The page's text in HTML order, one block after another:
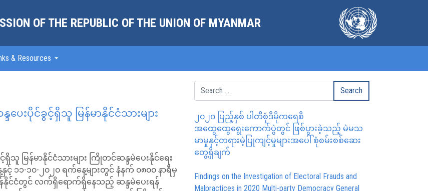
OF THE REPUBLIC OF THE UNION OF MYANMAR
& Resources
းပိုင်ခွင့်ရှိသူ မြန်မာနိုင်ငံသားများ
မြန်မာနိုင်ငံသားများ ကြိုတင်ဆန္ဒမဲပေးနိုင်ရေး
၁၁-၁၀-၂၀၂၀ ရက်နေ့များတွင် နံနက် ၀၈၀၀ နာရီမှ
င်ငံတွင် လက်ရှိရောက်ရှိနေသည့် ဆန္ဒမဲပေးရန်
၂၀၂၀ ပြည့်နှစ် ပါတီစုံဒီမိုကရေစီ
အထွေထွေရွေးကောက်ပွဲတွင် ဖြစ်ပွားခဲ့သည့် မဲမသ
မာမှုနှင့်တရားမဲ့ပြုကျင့်မှုများအပေါ် စုံစမ်းစစ်ဆေး
တွေ့ရှိချက်
Findings on the Investigation of Electoral Frauds and
Malpractices in 2020 Multi-party Democracy General